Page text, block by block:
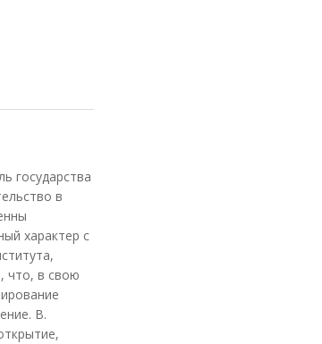
государства
в
характер с
что, в свою
В.